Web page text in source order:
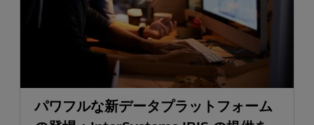
パワフルな新データプラットフォーム